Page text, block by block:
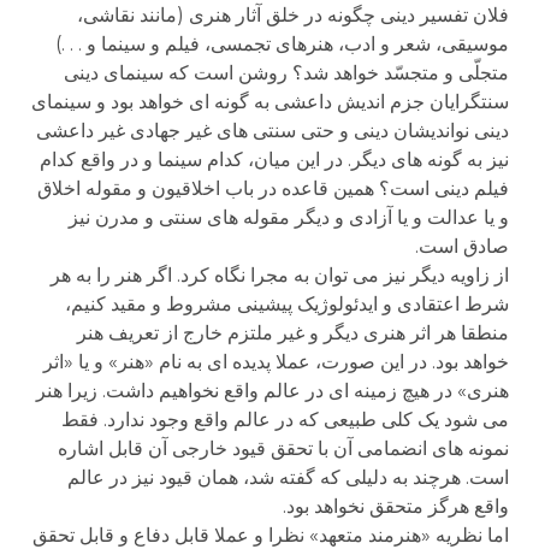
فلان تفسیر دینی چگونه در خلق آثار هنری (مانند نقاشی،
موسیقی، شعر و ادب، هنرهای تجمسی، فیلم و سینما و . . .)
متجلّی و متجسّد خواهد شد؟ روشن است که سینمای دینی
سنتگرایان جزم اندیش داعشی به گونه ای خواهد بود و سینمای
دینی نواندیشان دینی و حتی سنتی های غیر جهادی غیر داعشی
نیز به گونه های دیگر. در این میان، کدام سینما و در واقع کدام
فیلم دینی است؟ همین قاعده در باب اخلاقیون و مقوله اخلاق
و یا عدالت و یا آزادی و دیگر مقوله های سنتی و مدرن نیز
صادق است.
از زاویه دیگر نیز می توان به مجرا نگاه کرد. اگر هنر را به هر
شرط اعتقادی و ایدئولوژیک پیشینی مشروط و مقید کنیم،
منطقا هر اثر هنری دیگر و غیر ملتزم خارج از تعریف هنر
خواهد بود. در این صورت، عملا پدیده ای به نام «هنر» و یا «اثر
هنری» در هیچ زمینه ای در عالم واقع نخواهیم داشت. زیرا هنر
می شود یک کلی طبیعی که در عالم واقع وجود ندارد. فقط
نمونه های انضمامی آن با تحقق قیود خارجی آن قابل اشاره
است. هرچند به دلیلی که گفته شد، همان قیود نیز در عالم
واقع هرگز متحقق نخواهد بود.
اما نظریه «هنرمند متعهد» نظرا و عملا قابل دفاع و قابل تحقق